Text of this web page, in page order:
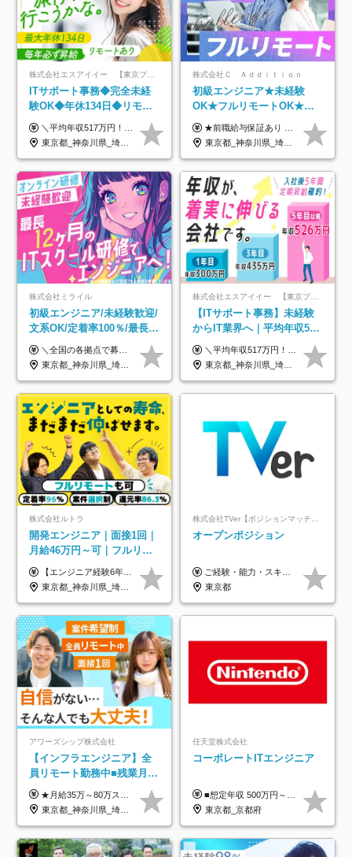
株式会社エスアイイー 【東京プロマーケット上場】
ITサポート事務◆完全未経
験OK◆年休134日◆リモー
トOK◆残業月7h以下◆賞与
年3回◆5年目まで必ず昇給
＼平均年収517万円！入社5年目まで毎年必ず昇給／ ■賞与年3回 ■年収800万円以上も可 ■入社3年以上の平均年収469.2万円 月給23万2000円以上＋賞与年3回＋各種手当 ☆入社5年目まで最大1万5000円の定期昇給を確約 ┃各種手当充実 ・規定の資格を取得すれば、2000円～5万円を毎月支給（2万4000円～60万円／年） ・研修中に取得した取得率95％の資格でも研修後の給料UP ※月給は年齢・経験・能力を考慮して、優遇いたします ※上記月給金額は固定残業代（20時間/3万1300円円以上）を含み、超過分は別途支給いたします ※試用期間（6ヶ月）は月給に変動はありますが、その他待遇に差異はありません ├入社後1ヶ月～3ヶ月間は、月給20万1900円となります └上記金額は固定残業代（10時間／1万6000円）を含み、超過分は別途支給いたします
東京都_神奈川県_埼玉県_千葉県_大阪府_愛知県_北海道_青森県_岩手県_宮城県_秋田県_山形県_福島県_茨城県_栃木県_群馬県_新潟県_山梨県_長野県_富山県_石川県_福井県_静岡県_岐阜県_三重県_兵庫県_京都府_滋賀県_奈良県_和歌山県_広島県_岡山県_鳥取県_島根県_山口県_徳島県_香川県_愛媛県_高知県_福岡県_熊本県_佐賀県_長崎県_大分県_宮崎県_鹿児島県_沖縄県
株式会社Ｃ Ａｄｄｉｔｉｏｎ
初級エンジニア★未経験
OK★フルリモートOK★月
給32万円～★残業月10h＆
年休120日以上★副業可
★前職給与保証あり ★月給32万円以上＋インセンティブあり 月給32万円以上＋インセンティブ＋各種手当 ※上記には固定残業代（月30時間・44,400円～）を含みます ※超過分は別途支給します ※試用期間はございません ★＼成果＝あなたの収入／★ 【1】案件単価ー8万円＝あなたの給与 参画したプロジェクトの案件単価から 一律8万円引いた金額があなたの給与です！ （月給例） ■1人称での構築・小規模な詳細設計 案件単価55万円ー8万円＝月給47万円（還元率85.5%） ■大型案件の設計・構築やプロジェクト管理 案件単価90万円ー8万円＝月給82万円（還元率91.1%） ‥‥‥‥‥‥‥‥‥‥‥‥‥‥‥‥‥‥ 【2】月給の他にも豊富なインセンティブあり 全員が月3～13万円のインセンティブをゲットしています！ ≪インセンティブ制度≫ 稼働している現場で増員・交代が発生し、 当社の人員を配属が決定した際に支給。 ◇C Addition正社員が参画 ：実粗利の10%／毎月 ◇協力会社所属の社員が参画：実粗利の30%／毎月 ≪リファラル制度≫ あなたの知り合いが当社のメンバーになった際に、 毎月1人あたり2万円支給します◎ ‥‥‥‥‥‥‥‥‥‥‥‥‥‥‥‥‥‥
東京都_神奈川県_埼玉県_千葉県_大阪府_愛知県_北海道_青森県_岩手県_宮城県_秋田県_山形県_福島県_茨城県_栃木県_群馬県_新潟県_山梨県_長野県_富山県_石川県_福井県_静岡県_岐阜県_三重県_兵庫県_京都府_滋賀県_奈良県_和歌山県_広島県_岡山県_鳥取県_島根県_山口県_徳島県_香川県_愛媛県_高知県_福岡県_熊本県_佐賀県_長崎県_大分県_宮崎県_鹿児島県_沖縄県
株式会社ミライル
初級エンジニア/未経験歓迎/
文系OK/定着率100％/最長1
年の自社ITスクール研修あ
り/年休130日
＼全国の各拠点で募集中！／ 給与は以下の通り、勤務地により異なります。 札幌：月給23万円～27万円 仙台：月給22万円～26万円 新潟：月給22万円～26万円 東京：月給26万円～30万円 大阪：月給24万円～29万円 福岡：月給23.5万円～27万円 沖縄：月給21万円～26万円 ◎給与は知識や経験を考慮して決定します。 ◎残業は別途全額支給します。 ◎試用期間12カ月あり（給与は以下の通りです。その他条件に変更はありません） （試用期間の給与） 札幌：月給18.6万円～ 仙台：月給19万円～ 新潟：月給18万円～ 東京：月給22万円～ 大阪：月給20.8万円～ 福岡：月給19万円～ 沖縄：月給18万円～
東京都_神奈川県_埼玉県_千葉県_大阪府_愛知県_北海道_青森県_岩手県_宮城県_秋田県_山形県_福島県_茨城県_栃木県_群馬県_新潟県_山梨県_長野県_富山県_石川県_福井県_静岡県_岐阜県_三重県_兵庫県_京都府_滋賀県_奈良県_和歌山県_広島県_岡山県_鳥取県_島根県_山口県_徳島県_香川県_愛媛県_高知県_福岡県_熊本県_佐賀県_長崎県_大分県_宮崎県_鹿児島県_沖縄県
株式会社エスアイイー 【東京プロマーケット上場】
【ITサポート事務】未経験
からIT業界へ｜平均年収517
万円｜ホワイト企業認定｜
年休134日｜リモートOK
＼平均年収517万円！入社5年目まで毎年必ず昇給／ ■賞与年3回 ■年収800万円以上も可 ■入社3年以上の平均年収469.2万円 月給23万2000円以上＋賞与年3回＋各種手当 ☆入社5年目まで最大1万5000円の定期昇給を確約 ┃各種手当充実 ・規定の資格を取得すれば、2000円～5万円を毎月支給（2万4000円～60万円／年） ・研修中に取得した取得率95％の資格でも研修後の給料UP ※月給は年齢・経験・能力を考慮して、優遇いたします ※上記月給金額は固定残業代（20時間/3万1300円円以上）を含み、超過分は別途支給いたします ※試用期間（6ヶ月）は月給に変動はありますが、その他待遇に差異はありません ├入社後1ヶ月～3ヶ月間は、月給20万1900円となります └上記金額は固定残業代（10時間／1万6000円）を含み、超過分は別途支給いたします
東京都_神奈川県_埼玉県_千葉県_大阪府_愛知県_北海道_青森県_岩手県_宮城県_秋田県_山形県_福島県_茨城県_栃木県_群馬県_新潟県_山梨県_長野県_富山県_石川県_福井県_静岡県_岐阜県_三重県_兵庫県_京都府_滋賀県_奈良県_和歌山県_広島県_岡山県_鳥取県_島根県_山口県_徳島県_香川県_愛媛県_高知県_福岡県_熊本県_佐賀県_長崎県_大分県_宮崎県_鹿児島県_沖縄県
株式会社ルトラ
開発エンジニア｜面接1回｜
月給46万円～可｜フルリモ
ートも可｜案件選択制｜定
着率96％以上｜副業OK｜住
宅手当
【エンジニア経験6年以上の方】 月給46万円～100万円（固定残業代含む） ※上記月給には月30時間分の固定残業代（月8万7,400円～月19万円）を含む。超過分は全額支給。 【エンジニア経験4年以上の方】 月給42万円～100万円（固定残業代含む） ※上記月給には月30時間分の固定残業代（月7万9,800円～月19万円）を含む。超過分は全額支給。 【エンジニア経験4年未満の方】 月給38万円～100万円（固定残業代含む） ※上記月給には月30時間分の固定残業代（月7万2,200円～月19万円）を含む。超過分は全額支給。 ※経験、スキル、前職給与などを踏まえて決定。 ◆ルトラの給与制度のポイント！◆ ・社員の95%が入社時に年収UP！最高で300万円UPの実績も ・平均還元率86.3%（交通費・住宅手当・会社負担分の社保も含む） ・人柄やポテンシャルを評価し、スキル以上の希望年収を提示することも ・退職金制度やリファラル手当（平均50万円）あり
東京都_神奈川県_埼玉県_千葉県_大阪府_愛知県_北海道_青森県_岩手県_宮城県_秋田県_山形県_福島県_茨城県_栃木県_群馬県_新潟県_山梨県_長野県_富山県_石川県_福井県_静岡県_岐阜県_三重県_兵庫県_京都府_滋賀県_奈良県_和歌山県_広島県_岡山県_鳥取県_島根県_山口県_徳島県_香川県_愛媛県_高知県_福岡県_熊本県_佐賀県_長崎県_大分県_宮崎県_鹿児島県_沖縄県
株式会社TVer【ポジションマッチ登録】
オープンポジション
ご経験・能力・スキル等により、当社基準にて優遇・相談のうえ決定いたします。
東京都
アワーズシップ株式会社
【インフラエンジニア】全
員リモート勤務中■残業月
3h■最大3ヶ月の連休あり■
年休126日■20～30代活躍
中！
★月給35万～80万スタートも可 【未経験の方】 ■月給26万～80万＋賞与年2回（年2ヶ月分） 【何かしらのインフラエンジニア経験をお持ちの方】 ■月給35万～80万＋賞与年2回（年2ヶ月分） ※スキル・経験などを考慮し決定します ※試用期間6ヶ月あり。期間中は契約社員となります。その他の待遇に差異はありません（試用期間終了後、昇給の可能性あり） ※上記金額には固定残業代（月30時間分／4万9600円～15万2600円）を含みます。超過分は別途支給いたします。 ＼頑張りはインセンティブで還元！／ クライアントに貢献度を評価され、当社のエンジニアが追加で案件に参画することになるなど、会社にとって利益になる行動はしっかり評価します。 会社の成長に貢献できていることを実感でき、「もっと頑張ろう」と思える体制づくりを整えています！
東京都_神奈川県_埼玉県_千葉県_大阪府
任天堂株式会社
コーポレートITエンジニア
■想定年収 500万円～900万円 月給制 月給278,000円～ ※残業が発生した場合、残業代を別途全額支給します ※試用期間2ヶ月あり(待遇や給与に差異はありません)
東京都_京都府